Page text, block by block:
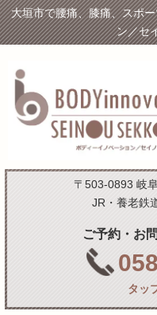
大垣市で腰痛、膝痛、スポ
ン／セ
〒503-0893 岐
JR・養老鉄
ご予約・お
タッ